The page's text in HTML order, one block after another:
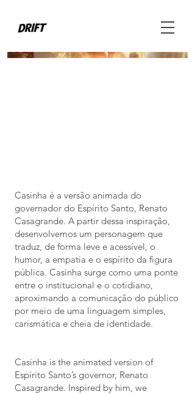
Casinha é a versão animada do
governador do Espírito Santo, Renato
Casagrande. A partir dessa inspiração,
desenvolvemos um personagem que
traduz, de forma leve e acessível, o
humor, a empatia e o espírito da figura
pública. Casinha surge como uma ponte
entre o institucional e o cotidiano,
aproximando a comunicação do público
por meio de uma linguagem simples,
carismática e cheia de identidade.
Casinha is the animated version of
Espírito Santo’s governor, Renato
Casagrande. Inspired by him, we